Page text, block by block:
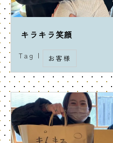
キラキラ笑顔
Tag | お客様